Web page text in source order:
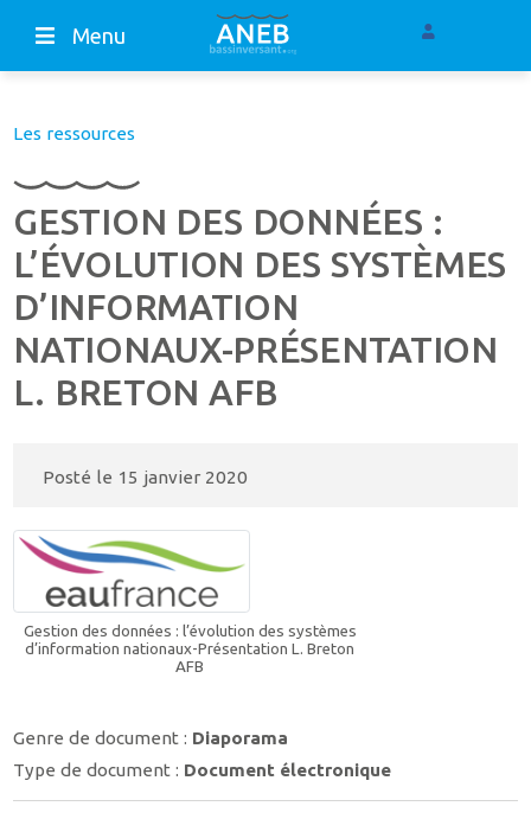
Menu
Les ressources
GESTION DES DONNÉES :
L’ÉVOLUTION DES SYSTÈMES
D’INFORMATION
NATIONAUX-PRÉSENTATION
L. BRETON AFB
Posté le 15 janvier 2020
Gestion des données : l’évolution des systèmes
d’information nationaux-Présentation L. Breton
AFB
Genre de document : Diaporama
Type de document : Document électronique